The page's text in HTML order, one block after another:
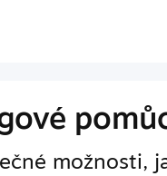
možnosti,